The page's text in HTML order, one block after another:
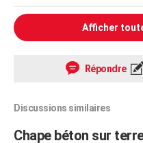
Afficher
Répondre
Discussions similaires
Chape béton sur